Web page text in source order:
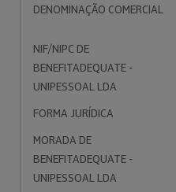
DENOMINAÇÃO COMERCIAL
NIF/NIPC DE
BENEFITADEQUATE -
UNIPESSOAL LDA
FORMA JURÍDICA
MORADA DE
BENEFITADEQUATE -
UNIPESSOAL LDA